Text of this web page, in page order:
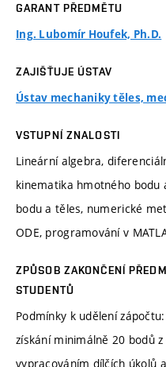
GARANT PŘEDMĚTU
Ing. Lubomír Houfek, Ph.D.
ZAJIŠŤUJE ÚSTAV
Ústav mechaniky těles,
VSTUPNÍ ZNALOSTI
Lineární algebra,
kinematika hmotného bodu
bodu a těles, numerické
ODE, programování v
ZPŮSOB ZAKONČENÍ
STUDENTŮ
Podmínky k udělení
získání minimálně 20 bodů
vypracováním dílčích úkolů